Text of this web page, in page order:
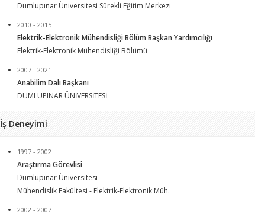
Dumlupınar Üniversitesi Sürekli Eğitim Merkezi
2010 - 2015
Elektrik-Elektronik Mühendisliği Bölüm Başkan Yardımcılığı
Elektrik-Elektronik Mühendisliği Bölümü
2007 - 2021
Anabilim Dalı Başkanı
DUMLUPINAR ÜNİVERSİTESİ
İş Deneyimi
1997 - 2002
Araştırma Görevlisi
Dumlupınar Üniversitesi
Mühendislik Fakültesi - Elektrik-Elektronik Müh.
2002 - 2007